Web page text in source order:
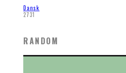
Dansk
2731
RANDOM